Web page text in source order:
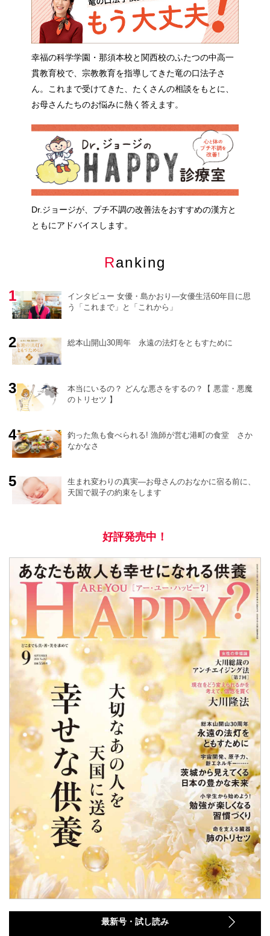
幸福の科学学園・那須本校と関西校のふたつの中高一
貫教育校で、宗教教育を指導してきた竜の口法子さ
ん。これまで受けてきた、たくさんの相談をもとに、
お母さんたちのお悩みに熱く答えます。
Dr.ジョージが、プチ不調の改善法をおすすめの漢方と
ともにアドバイスします。
Ranking
インタビュー 女優・島かおり―女優生活60年目に思
う「これまで」と「これから」
総本山開山30周年 永遠の法灯をともすために
本当にいるの？ どんな悪さをするの？【 悪霊・悪魔
のトリセツ 】
釣った魚も食べられる! 漁師が営む港町の食堂 さか
なかなさ
生まれ変わりの真実―お母さんのおなかに宿る前に、
天国で親子の約束をします
好評発売中！
最新号・試し読み